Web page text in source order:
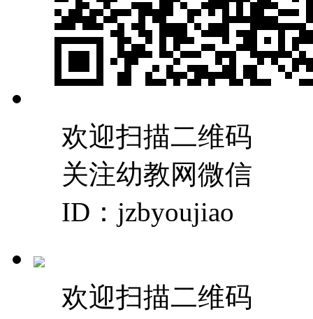
欢迎扫描二维码
关注幼教网微信
ID：jzbyoujiao
欢迎扫描二维码